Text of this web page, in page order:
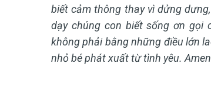
biết cảm thông thay vì dửng
dạy chúng con biết sống ơn gọi
không phải bằng những điều lớn
nhỏ bé phát xuất từ tình yêu.